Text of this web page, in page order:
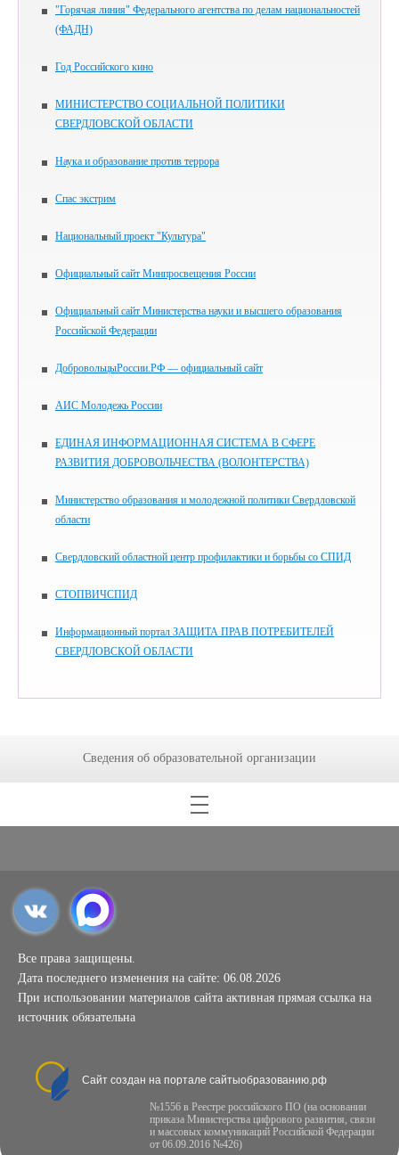
"Горячая линия" Федерального агентства по делам национальностей
(ФАДН)
Год Российского кино
МИНИСТЕРСТВО СОЦИАЛЬНОЙ ПОЛИТИКИ
СВЕРДЛОВСКОЙ ОБЛАСТИ
Наука и образование против террора
Спас экстрим
Национальный проект "Культура"
Официальный сайт Минпросвещения России
Официальный сайт Министерства науки и высшего образования
Российской Федерации
ДобровольцыРоссии.РФ — официальный сайт
АИС Молодежь России
ЕДИНАЯ ИНФОРМАЦИОННАЯ СИСТЕМА В СФЕРЕ
РАЗВИТИЯ ДОБРОВОЛЬЧЕСТВА (ВОЛОНТЕРСТВА)
Министерство образования и молодежной политики Свердловской
области
Свердловский областной центр профилактики и борьбы со СПИД
СТОПВИЧСПИД
Информационный портал ЗАЩИТА ПРАВ ПОТРЕБИТЕЛЕЙ
СВЕРДЛОВСКОЙ ОБЛАСТИ
Сведения об образовательной организации
Все права защищены.
Дата последнего изменения на сайте: 06.08.2026
При использовании материалов сайта активная прямая ссылка на
источник обязательна
Сайт создан на портале сайтыобразованию.рф
№1556 в Реестре российского ПО (на основании
приказа Министерства цифрового развития, связи
и массовых коммуникаций Российской Федерации
от 06.09.2016 №426)